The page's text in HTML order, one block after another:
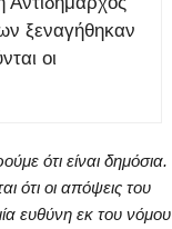
ξεναγήθηκαν
οι
ότι είναι δημόσια.
ότι οι απόψεις του
ευθύνη εκ του νόμου